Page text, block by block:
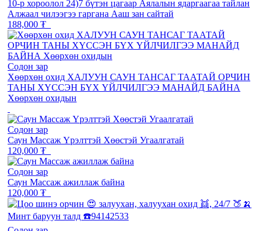
10-р хороолол 24)7 бүтэн цагаар Аялалын ядаргаагаа тайлан
Алжаал чилээгээ гаргана Ааш зан сайтай
188,000 ₮
Содон зар
Хөөрхөн охид ХАЛУУН САУН ТАНСАГ ТААТАЙ ОРЧИН
ТАНЫ ХҮССЭН БҮХ ҮЙЛЧИЛГЭЭ МАНАЙД БАЙНА
Хөөрхөн охидын
Содон зар
Саун Массаж Үрэлттэй Хөөстэй Угаалгатай
120,000 ₮
Содон зар
Саун Массаж ажиллаж байна
120,000 ₮